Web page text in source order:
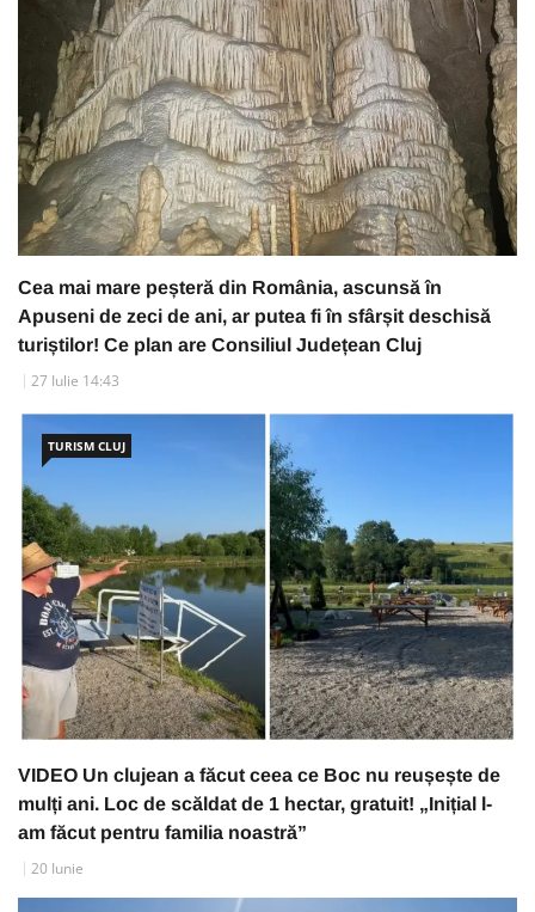
Cea mai mare peșteră din România, ascunsă în
Apuseni de zeci de ani, ar putea fi în sfârșit deschisă
turiștilor! Ce plan are Consiliul Județean Cluj
27 Iulie 14:43
TURISM CLUJ
VIDEO Un clujean a făcut ceea ce Boc nu reușește de
mulți ani. Loc de scăldat de 1 hectar, gratuit! „Inițial l-
am făcut pentru familia noastră”
20 Iunie